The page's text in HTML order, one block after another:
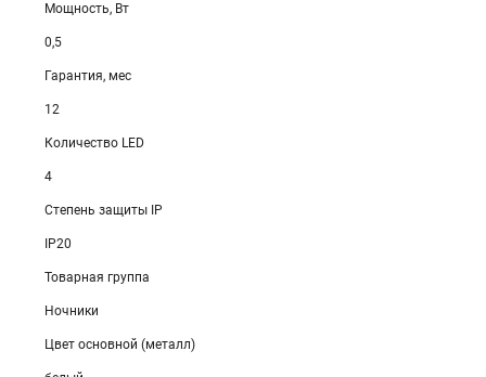
Мощность, Вт
0,5
Гарантия, мес
12
Количество LED
4
Степень защиты IP
IP20
Товарная группа
Ночники
Цвет основной (металл)